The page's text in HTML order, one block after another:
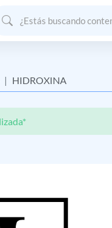
HIDROXINA